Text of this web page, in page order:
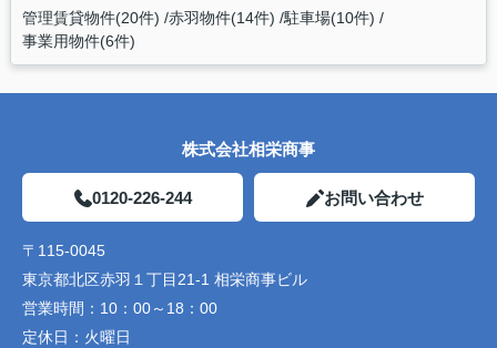
管理賃貸物件(20件) 赤羽物件(14件) 駐車場(10件)
事業用物件(6件)
株式会社相栄商事
0120-226-244 お問い合わせ
〒115-0045
東京都北区赤羽１丁目21-1 相栄商事ビル
営業時間： 10：00～18：00
定休日： 火曜日